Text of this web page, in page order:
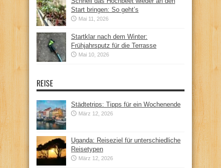
Start bringen: So geht’s
Mai 11, 2026
Startklar nach dem Winter:
Frühjahrsputz für die Terrasse
Mai 10, 2026
REISE
Städtetrips: Tipps für ein Wochenende
März 12, 2026
Uganda: Reiseziel für unterschiedliche
Reisetypen
März 12, 2026